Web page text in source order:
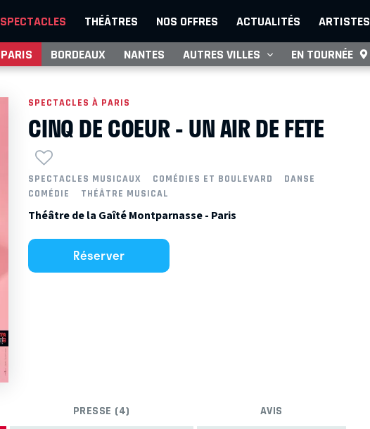
SPECTACLES THÉÂTRES NOS OFFRES ACTUALITÉS ARTISTES
PARIS BORDEAUX NANTES AUTRES VILLES EN TOURNÉE
SPECTACLES À PARIS
CINQ DE COEUR - UN AIR DE FETE
SPECTACLES MUSICAUX COMÉDIES ET BOULEVARD
DANSE
COMÉDIE
THÉÂTRE MUSICAL
Théâtre de la Gaîté Montparnasse - Paris
Réserver
PRESSE (4) AVIS